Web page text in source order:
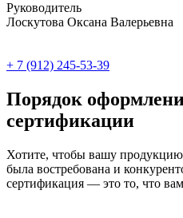
Руководитель
Лоскутова Оксана Валерьевна
+ 7 (912) 245-53-39
Порядок
сертификации
Хотите, чтобы вашу
была востребована и
сертификация — это то, что